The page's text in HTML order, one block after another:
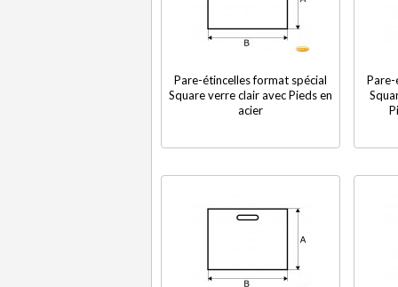
Pare-étincelles format spécial
Square verre clair avec Pieds en
acier